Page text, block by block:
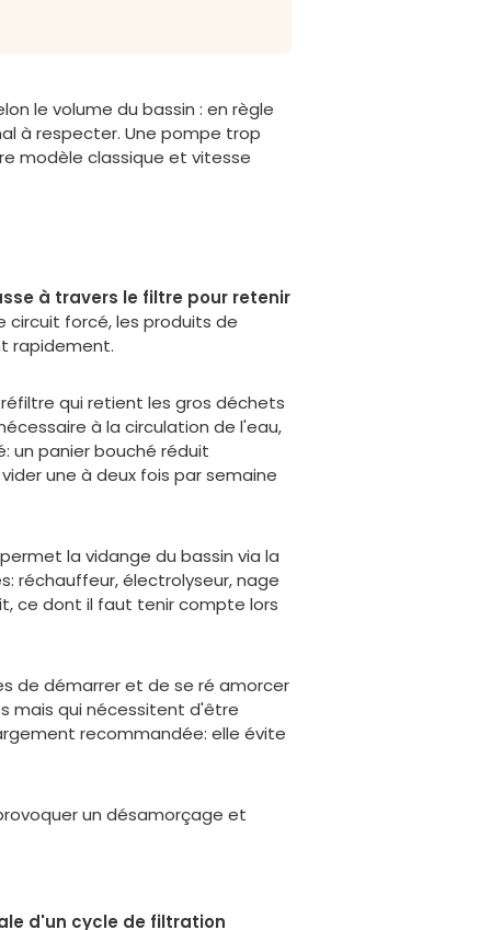
le volume du bassin : en règle
à respecter. Une pompe trop
modèle classique et vitesse
à travers le filtre pour retenir
circuit forcé, les produits de
rapidement.
qui retient les gros déchets
à la circulation de l'eau,
un panier bouché réduit
une à deux fois par semaine
la vidange du bassin via la
réchauffeur, électrolyseur, nage
ce dont il faut tenir compte lors
de démarrer et de se ré amorcer
mais qui nécessitent d'être
recommandée: elle évite
un désamorçage et
d'un cycle de filtration